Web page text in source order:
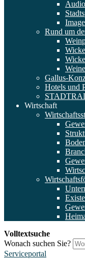
Rund um
Gallus-
Hotels und
Wirtschaft
Volltextsuche
Wonach suchen Sie?
Serviceportal